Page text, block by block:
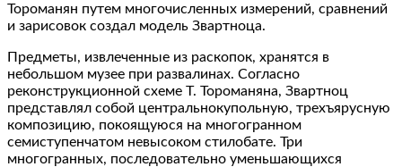
Тороманян путем многочисленных измерений, сравнений
и зарисовок создал модель Звартноца.
Предметы, извлеченные из раскопок, хранятся в
небольшом музее при развалинах. Согласно
реконструкционной схеме Т. Тороманяна, Звартноц
представлял собой центральнокупольную, трехъярусную
композицию, покоящуюся на многогранном
семиступенчатом невысоком стилобате. Три
многогранных, последовательно уменьшающихся